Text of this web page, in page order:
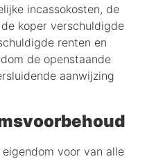
incassokosten, de
koper verschuldigde
renten en
de openstaande
aanwijzing
voor van alle